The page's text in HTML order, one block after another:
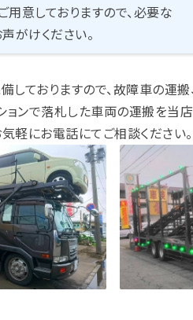
意しておりますので、必要な
がけください。
しておりますので、故障車の運
ョンで落札した車両の運搬を当
軽にお電話にてご相談ください